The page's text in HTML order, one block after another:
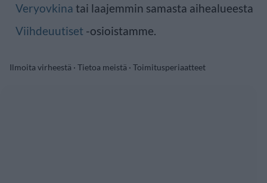
Veryovkina tai laajemmin samasta aihealueesta
Viihdeuutiset -osioistamme.
Ilmoita virheestä · Tietoa meistä · Toimitusperiaatteet